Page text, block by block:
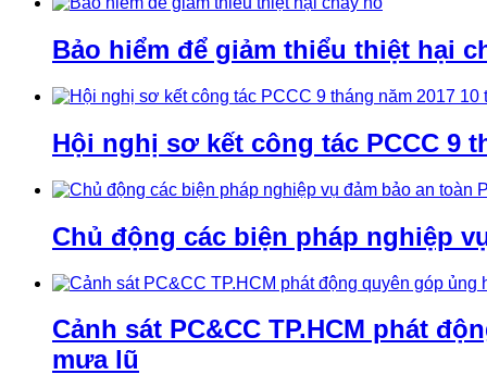
Bảo hiểm để giảm thiểu thiệt hại
Hội nghị sơ kết công tác PCCC 9
Chủ động các biện pháp nghiệp
Cảnh sát PC&CC TP.HCM phát
mưa lũ